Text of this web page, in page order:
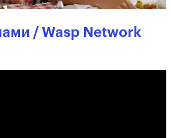
/ Wasp Network